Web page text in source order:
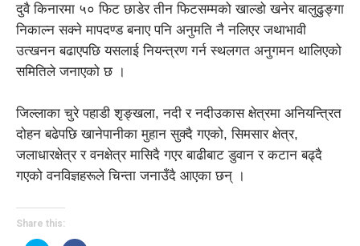
दुवै किनारमा ५० फिट छाडेर तीन फिटसम्मको खाल्डो खनेर बालुढुङ्गा
निकाल्न सक्ने मापदण्ड बनाए पनि अनुमति नै नलिएर जथाभावी
उत्खनन बढाएपछि यसलाई नियन्त्रण गर्न स्थलगत अनुगमन थालिएको
समितिले जनाएको छ ।
जिल्लाका चुरे पहाडी शृङ्खला, नदी र नदीउकास क्षेत्रमा अनियन्त्रित
दोहन बढेपछि खानेपानीका मुहान सुक्दै गएको, सिमसार क्षेत्र,
जलाधारक्षेत्र र वनक्षेत्र मासिदै गएर बाढीबाट डुवान र कटान बढ्दै
गएको वनविज्ञहरूले चिन्ता जनाउँदै आएका छन् ।
Share this: